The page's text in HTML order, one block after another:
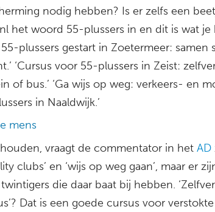
nodig hebben? Is er zelfs een
het woord 55-plussers in en dit is wat je
plussers gestart in Zoetermeer: samen
‘Cursus voor 55-plussers in Zeist:
of bus.’ ‘Ga wijs op weg: verkeers- en
in Naaldwijk.’
mens
vraagt de commentator in het AD
clubs’ en ‘wijs op weg gaan’, maar er
die daar baat bij hebben.
Dat is een goede cursus voor